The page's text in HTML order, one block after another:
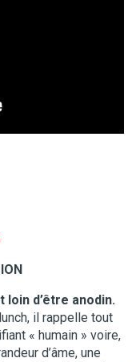
loin d’être anodin.
il rappelle tout
« humain » voire,
d’âme, une